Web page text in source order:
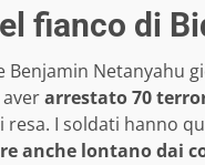
fianco di
Benjamin Netanyahu
arrestato 70
resa. I soldati hanno
anche lontano dai